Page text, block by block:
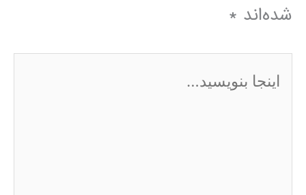
شده‌اند *
اینجا
بنویسید…